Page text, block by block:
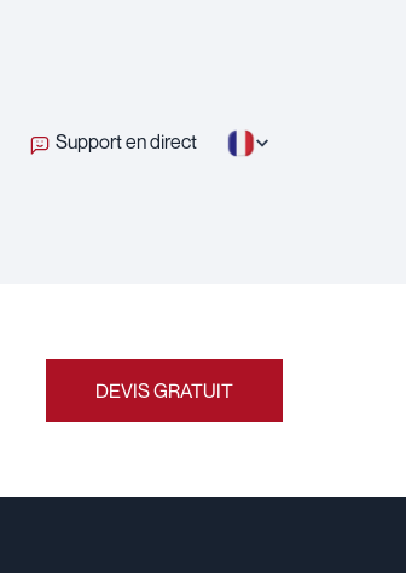
Support en direct
DEVIS GRATUIT